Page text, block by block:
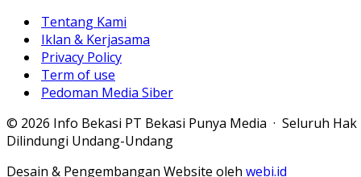
Tentang Kami
Iklan & Kerjasama
Privacy Policy
Term of use
Pedoman Media Siber
© 2026 Info Bekasi PT Bekasi Punya Media · Seluruh Hak
Dilindungi Undang-Undang
Desain & Pengembangan Website oleh webi.id